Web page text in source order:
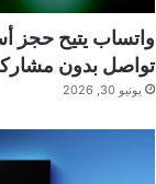
واتساب يتيح حجز
تواصل بدون
يونيو 30, 2026